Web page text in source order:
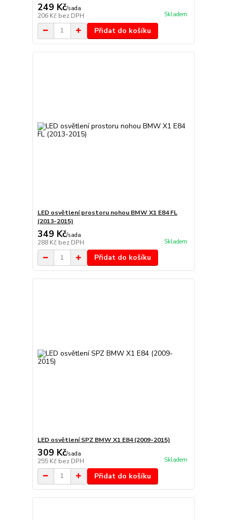
249 Kč/sada
206 Kč bez DPH Skladem
Přidat do košíku
LED osvětlení prostoru nohou BMW X1 E84 FL
(2013-2015)
349 Kč/sada
288 Kč bez DPH Skladem
Přidat do košíku
LED osvětlení SPZ BMW X1 E84 (2009-2015)
309 Kč/sada
255 Kč bez DPH Skladem
Přidat do košíku